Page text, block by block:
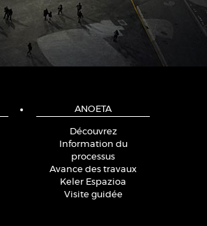
ANOETA
Découvrez
Information du
processus
Avance des travaux
Keler Espazioa
Visite guidée